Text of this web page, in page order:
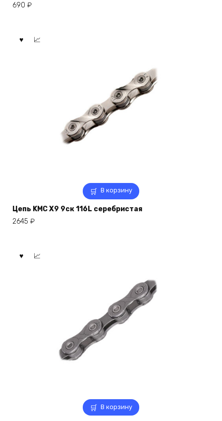
690 ₽
В корзину
Цепь KMC X9 9ск 116L серебристая
2645 ₽
В корзину